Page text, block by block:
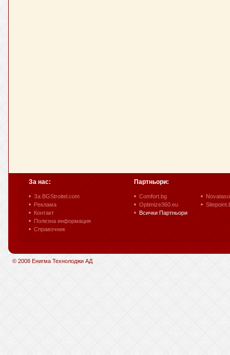
За нас:
За BGStroitel.com
Реклама
Контакт
Полезна информация
Справочник
Партньори:
Comfort.bg
Optimize360.eu
Всички Партньори
© 2008 Енигма Технолоджи АД